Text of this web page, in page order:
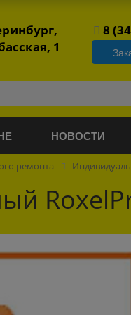
1
8
НОВОСТИ
ремонта